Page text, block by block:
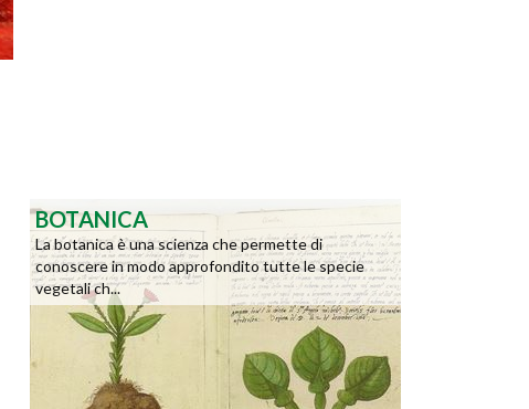
BOTANICA
La botanica è una scienza che permette di
conoscere in modo approfondito tutte le specie
vegetali ch...